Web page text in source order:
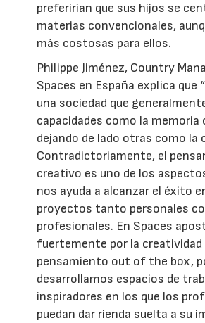
preferirían que sus hijos se
materias convencionales,
más costosas para ellos.
Philippe Jiménez, Country
Spaces en España explica que
una sociedad que
capacidades como la memoria
dejando de lado otras como la
Contradictoriamente, el
creativo es uno de los
nos ayuda a alcanzar el éxito
proyectos tanto personales
profesionales. En Spaces
fuertemente por la creatividad
pensamiento out of the box,
desarrollamos espacios de
inspiradores en los que los
puedan dar rienda suelta a su